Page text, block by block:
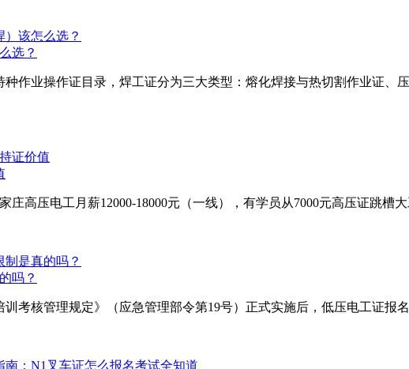
选？
作业操作证目录，焊工证分为三大类型：熔化焊接与热切割作业证、
高压电工月薪12000-18000元（一线），有学员从7000元高压证跳槽
吗？
训考核管理规定》（应急管理部令第19号）正式实施后，低压电工证